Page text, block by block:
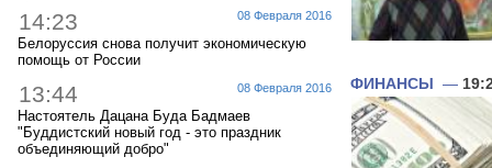
08 Февраля 2016
14:23
Белоруссия снова получит экономическую
помощь от России
08 Февраля 2016
13:44
Настоятель Дацана Буда Бадмаев
"Буддистский новый год - это праздник
объединяющий добро"
ФИНАНСЫ —